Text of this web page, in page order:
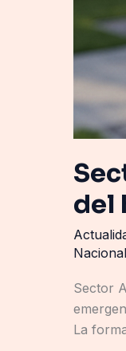
del
Nacional
Sector
La